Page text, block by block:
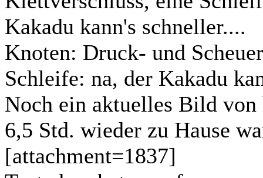
Kakadu kann's schneller....
Knoten: Druck- und
Schleife: na, der Kakadu
Noch ein aktuelles Bild
6,5 Std. wieder zu Hause
[attachment=1837]